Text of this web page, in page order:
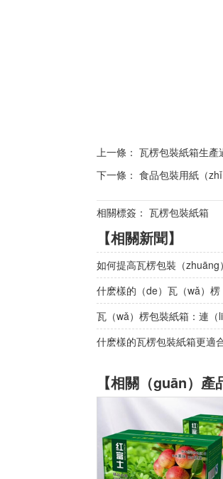
上一條： 瓦楞包裝紙箱生
下一條： 食品包裝用紙（
相關標簽： 瓦楞包裝紙箱
【相關新聞】
如何提高瓦楞包裝（
什麽樣的（de）瓦（wǎ）
瓦（wǎ）楞包裝紙箱：連
什麽樣的瓦楞包裝紙箱更適
【相關（guān）